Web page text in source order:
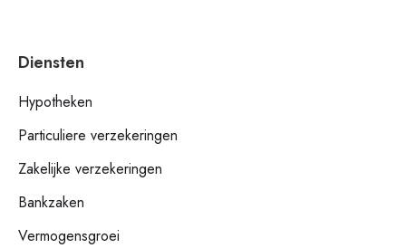
Diensten
Hypotheken
Particuliere verzekeringen
Zakelijke verzekeringen
Bankzaken
Vermogensgroei